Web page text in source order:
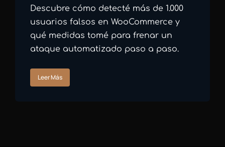
Descubre cómo detecté más de 1.000
usuarios falsos en WooCommerce y
qué medidas tomé para frenar un
ataque automatizado paso a paso.
Leer Más